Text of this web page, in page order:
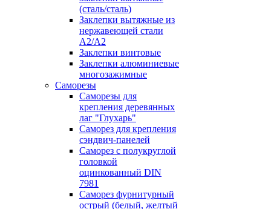
(сталь/сталь)
Заклепки вытяжные из
нержавеющей стали
А2/А2
Заклепки винтовые
Заклепки алюминиевые
многозажимные
Саморезы
Саморезы для
крепления деревянных
лаг "Глухарь"
Саморез для крепления
сэндвич-панелей
Саморез с полукруглой
головкой
оцинкованный DIN
7981
Саморез фурнитурный
острый (белый, желтый